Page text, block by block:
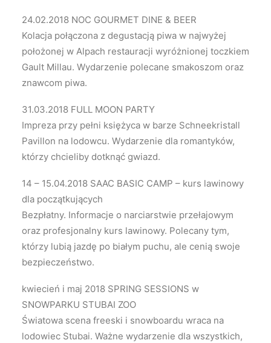
24.02.2018 NOC GOURMET DINE & BEER
Kolacja połączona z degustacją piwa w najwyżej
położonej w Alpach restauracji wyróżnionej toczkiem
Gault Millau. Wydarzenie polecane smakoszom oraz
znawcom piwa.
31.03.2018 FULL MOON PARTY
Impreza przy pełni księżyca w barze Schneekristall
Pavillon na lodowcu. Wydarzenie dla romantyków,
którzy chcieliby dotknąć gwiazd.
14 – 15.04.2018 SAAC BASIC CAMP – kurs lawinowy
dla początkujących
Bezpłatny. Informacje o narciarstwie przełajowym
oraz profesjonalny kurs lawinowy. Polecany tym,
którzy lubią jazdę po białym puchu, ale cenią swoje
bezpieczeństwo.
kwiecień i maj 2018 SPRING SESSIONS w
SNOWPARKU STUBAI ZOO
Światowa scena freeski i snowboardu wraca na
lodowiec Stubai. Ważne wydarzenie dla wszystkich,